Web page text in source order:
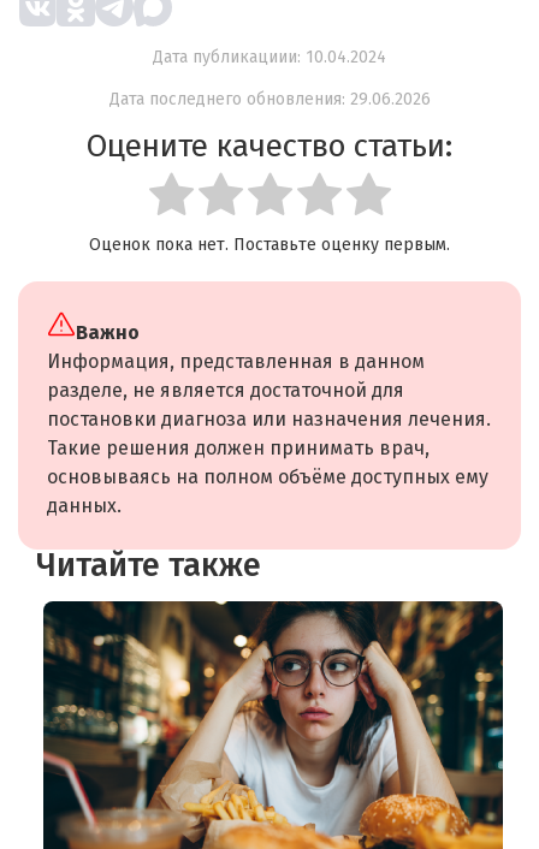
Дата публикациии: 10.04.2024
Дата последнего обновления: 29.06.2026
Оцените качество статьи:
Оценок пока нет. Поставьте оценку первым.
Важно
Информация, представленная в данном
разделе, не является достаточной для
постановки диагноза или назначения лечения.
Такие решения должен принимать врач,
основываясь на полном объёме доступных ему
данных.
Читайте также